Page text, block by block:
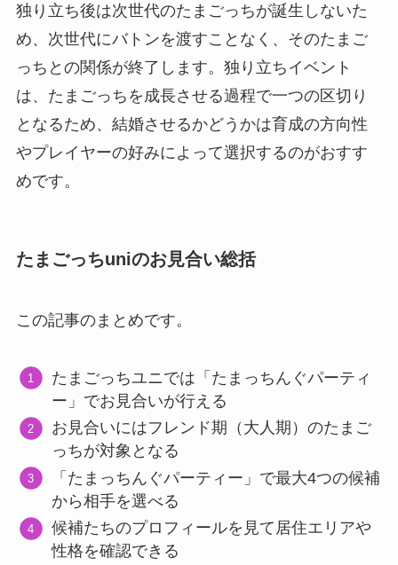
独り立ち後は次世代のたまごっちが誕生しないた
め、次世代にバトンを渡すことなく、そのたまご
っちとの関係が終了します。独り立ちイベント
は、たまごっちを成長させる過程で一つの区切り
となるため、結婚させるかどうかは育成の方向性
やプレイヤーの好みによって選択するのがおすす
めです。
たまごっちuniのお見合い総括
この記事のまとめです。
たまごっちユニでは「たまっちんぐパーティ
ー」でお見合いが行える
お見合いにはフレンド期（大人期）のたまご
っちが対象となる
「たまっちんぐパーティー」で最大4つの候補
から相手を選べる
候補たちのプロフィールを見て居住エリアや
性格を確認できる